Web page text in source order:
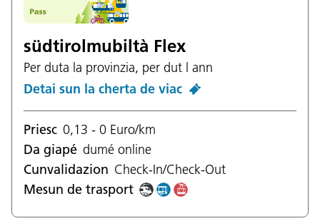
südtirolmubiltà Flex
Per duta la provinzia, per dut l ann
Detai sun la cherta de viac
Priesc 0,13 - 0 Euro/km
Da giapé dumé online
Cunvalidazion Check-In/Check-Out
Mesun de trasport